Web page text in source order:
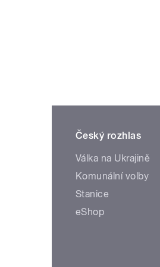
Český rozhlas
Válka na Ukrajině
Komunální volby
Stanice
eShop